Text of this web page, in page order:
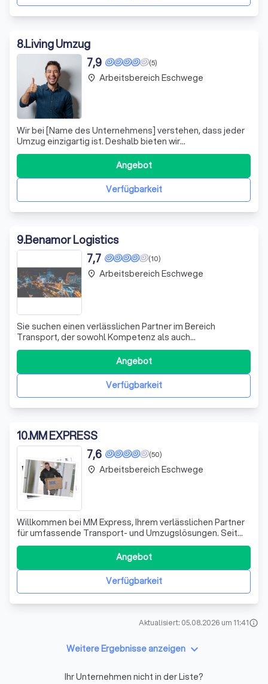
8.Living Umzug
(5)
7,9
Wir bei [Name des Unternehmens] verstehen, dass jeder
Umzug einzigartig ist. Deshalb bieten wir
maßgeschneiderte Umzugspläne, die alle Ihre
Bedürfnisse berücksichtigen, von professionellen
Verpackungsdiensten bis hin zu präzisen Zeitplänen.
Unser Ziel ist es, Ihren Umzug so reibungslos und
Verfügbarkeit
Angebot
place Arbeitsbereich Eschwege
9.Benamor Logistics
(10)
7,7
Sie suchen einen verlässlichen Partner im Bereich
Transport, der sowohl Kompetenz als auch
Verantwortungsbewusstsein großschreibt? Wir, ein
kunden- und mitarbeiterorientiertes Unternehmen aus der
Mitte Deutschlands, bieten Ihnen genau das. Ursprünglich
als Umzugsunternehmen gestartet, haben wir unse
Verfügbarkeit
Angebot
place Arbeitsbereich Eschwege
10.MM EXPRESS
(50)
7,6
Willkommen bei MM Express, Ihrem verlässlichen Partner
für umfassende Transport- und Umzugslösungen. Seit
über zwei Jahrzehnten spezialisieren wir uns auf den
Transport und die Montage von Büromöbeln und haben
unsere Dienstleistungen stetig erweitert, um sowohl im
privaten als auch im gewerblichen B
Verfügbarkeit
Angebot
place Arbeitsbereich Eschwege
Aktualisiert: 05.08.2026 um 11:41info
Weitere Ergebnisse anzeigen keyboard_arrow_down
Ihr Unternehmen nicht in der Liste?